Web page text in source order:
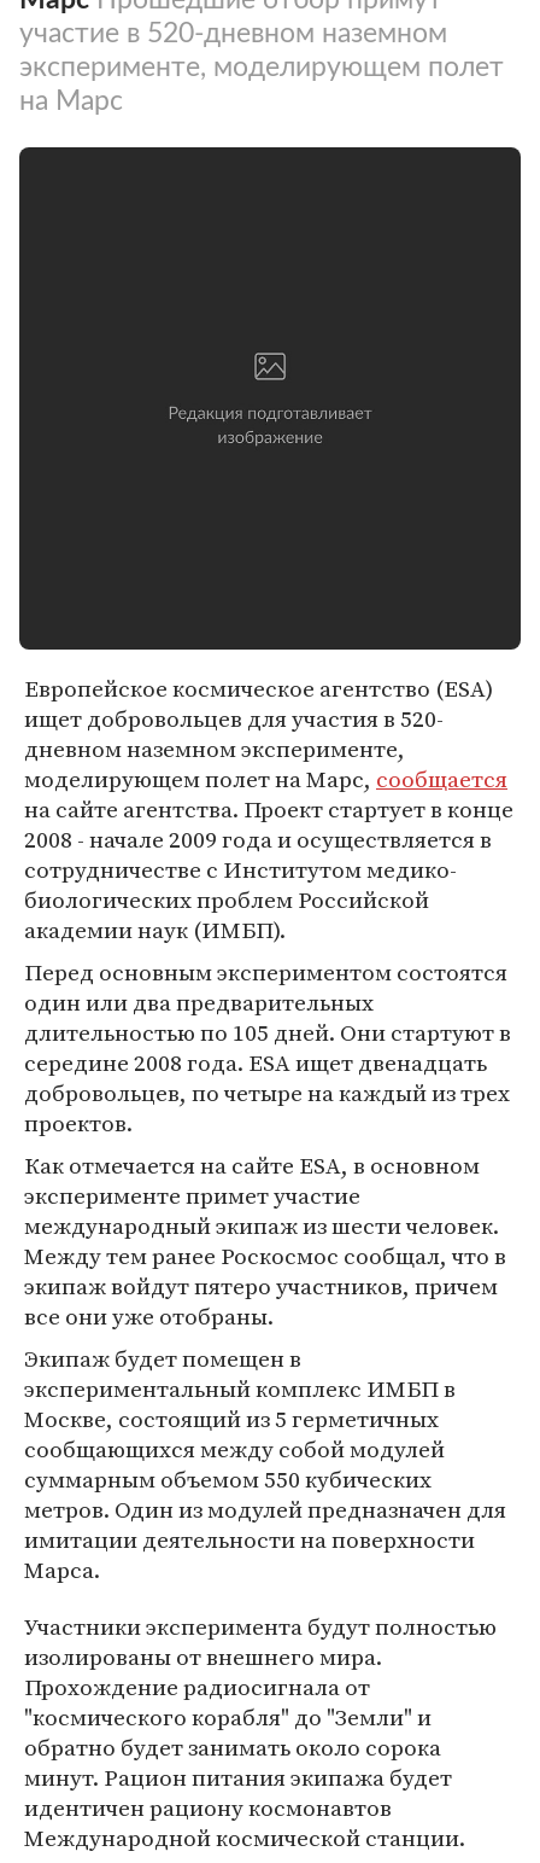
участие в 520-дневном наземном
эксперименте, моделирующем полет
на Марс
Европейское космическое агентство (ESA)
ищет добровольцев для участия в 520-
дневном наземном эксперименте,
моделирующем полет на Марс, сообщается
на сайте агентства. Проект стартует в конце
2008 - начале 2009 года и осуществляется в
сотрудничестве с Институтом медико-
биологических проблем Российской
академии наук (ИМБП).
Перед основным экспериментом состоятся
один или два предварительных
длительностью по 105 дней. Они стартуют в
середине 2008 года. ESA ищет двенадцать
добровольцев, по четыре на каждый из трех
проектов.
Как отмечается на сайте ESA, в основном
эксперименте примет участие
международный экипаж из шести человек.
Между тем ранее Роскосмос сообщал, что в
экипаж войдут пятеро участников, причем
все они уже отобраны.
Экипаж будет помещен в
экспериментальный комплекс ИМБП в
Москве, состоящий из 5 герметичных
сообщающихся между собой модулей
суммарным объемом 550 кубических
метров. Один из модулей предназначен для
имитации деятельности на поверхности
Марса.
Участники эксперимента будут полностью
изолированы от внешнего мира.
Прохождение радиосигнала от
"космического корабля" до "Земли" и
обратно будет занимать около сорока
минут. Рацион питания экипажа будет
идентичен рациону космонавтов
Международной космической станции.